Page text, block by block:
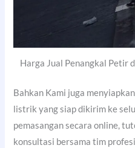
Harga Jual Penangkal Petir
Bahkan Kami juga
listrik yang siap dikirim ke
pemasangan secara online,
konsultasi bersama tim